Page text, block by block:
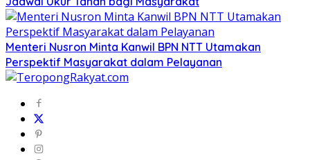
Menteri Nusron Minta Kanwil BPN NTT Utamakan
Perspektif Masyarakat dalam Pelayanan